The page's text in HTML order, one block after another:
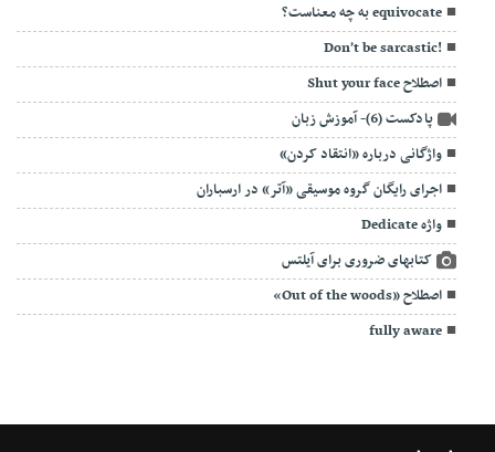
equivocate به چه معناست؟
!Don’t be sarcastic
اصطلاح Shut your face
پادکست (6)- آموزش زبان
واژگانی درباره «انتقاد کردن»
اجرای رایگان گروه موسیقی «آتر» در ارسباران
واژه Dedicate
کتابهای ضروری برای آیلتس
اصطلاح «Out of the woods»
fully aware